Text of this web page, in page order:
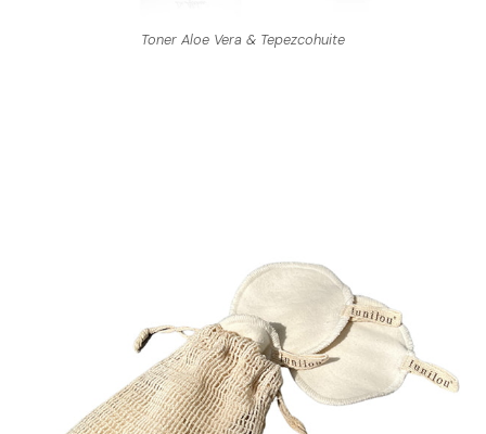
Toner Aloe Vera & Tepezcohuite